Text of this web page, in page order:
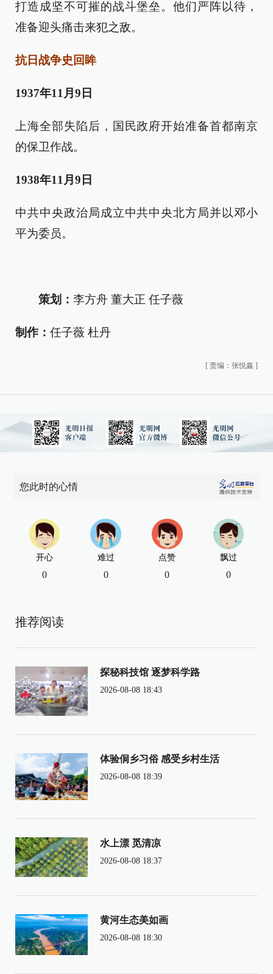
打造成坚不可摧的战斗堡垒。他们严阵以待，
准备迎头痛击来犯之敌。
抗日战争史回眸
1937年11月9日
上海全部失陷后，国民政府开始准备首都南京
的保卫作战。
1938年11月9日
中共中央政治局成立中共中央北方局并以邓小
平为委员。
策划： 李方舟 董大正 任子薇
制作： 任子薇 杜丹
[ 责编：张悦鑫 ]
您此时的心情
开心
0
难过
0
点赞
0
飘过
0
推荐阅读
探秘科技馆 逐梦科学路
2026-08-08 18:43
体验侗乡习俗 感受乡村生活
2026-08-08 18:39
水上漂 觅清凉
2026-08-08 18:37
黄河生态美如画
2026-08-08 18:30